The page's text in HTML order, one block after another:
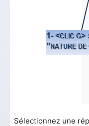
Sélectionnez une